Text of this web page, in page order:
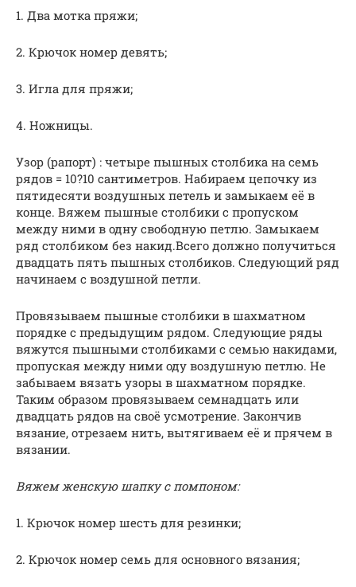
1. Два мотка пряжи;
2. Крючок номер девять;
3. Игла для пряжи;
4. Ножницы.
Узор (рапорт) : четыре пышных столбика на семь
рядов = 10?10 сантиметров. Набираем цепочку из
пятидесяти воздушных петель и замыкаем её в
конце. Вяжем пышные столбики с пропуском
между ними в одну свободную петлю. Замыкаем
ряд столбиком без накид.Всего должно получиться
двадцать пять пышных столбиков. Следующий ряд
начинаем с воздушной петли.
Провязываем пышные столбики в шахматном
порядке с предыдущим рядом. Следующие ряды
вяжутся пышными столбиками с семью накидами,
пропуская между ними оду воздушную петлю. Не
забываем вязать узоры в шахматном порядке.
Таким образом провязываем семнадцать или
двадцать рядов на своё усмотрение. Закончив
вязание, отрезаем нить, вытягиваем её и прячем в
вязании.
Вяжем женскую шапку с помпоном:
1. Крючок номер шесть для резинки;
2. Крючок номер семь для основного вязания;